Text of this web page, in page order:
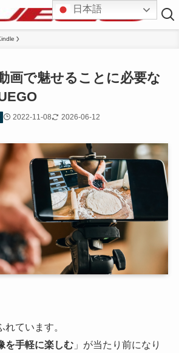
画で魅せることに必要な
2022-11-08 2026-06-12
ています。
を手軽に楽しむ」が当たり前になり
日本語